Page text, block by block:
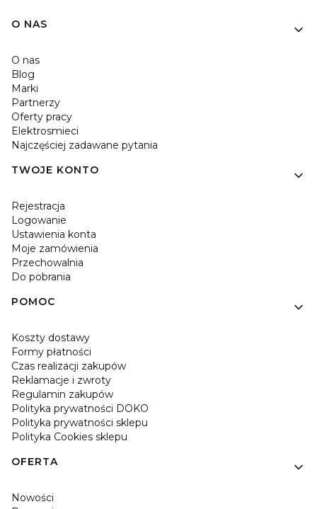
O NAS
O nas
Blog
Marki
Partnerzy
Oferty pracy
Elektrosmieci
Najczęściej zadawane pytania
TWOJE KONTO
Rejestracja
Logowanie
Ustawienia konta
Moje zamówienia
Przechowalnia
Do pobrania
POMOC
Koszty dostawy
Formy płatności
Czas realizacji zakupów
Reklamacje i zwroty
Regulamin zakupów
Polityka prywatności DOKO
Polityka prywatności sklepu
Polityka Cookies sklepu
OFERTA
Nowości